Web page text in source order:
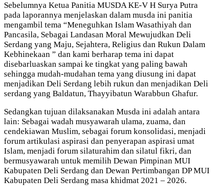
Sebelumnya Ketua Panitia MUSDA KE-V H Surya Putra
pada laporannya menjelaskan dalam musda ini panitia
mengambil tema “Meneguhkan Islam Wasathiyah dan
Pancasila, Sebagai Landasan Moral Mewujudkan Deli
Serdang yang Maju, Sejahtera, Religius dan Rukun Dalam
Kebhinekaan ” dan kami berharap tema ini dapat
disebarluaskan sampai ke tingkat yang paling bawah
sehingga mudah-mudahan tema yang diusung ini dapat
menjadikan Deli Serdang lebih rukun dan menjadikan Deli
serdang yang Baldatun, Thayyibatun Warabbun Ghafur.
Sedangkan tujuan dilaksanakan Musda ini adalah antara
lain: Sebagai wadah musyawarah ulama, zuama, dan
cendekiawan Muslim, sebagai forum konsolidasi, menjadi
forum artikulasi aspirasi dan penyerapan aspirasi umat
Islam, menjadi forum silaturahim dan silatul fikri, dan
bermusyawarah untuk memilih Dewan Pimpinan MUI
Kabupaten Deli Serdang dan Dewan Pertimbangan DP MUI
Kabupaten Deli Serdang masa khidmat 2021 – 2026.